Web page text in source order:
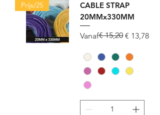
Prijs/25
CABLE STRAP
20MMx330MM
Vanaf
Normale prijs
€ 15,20 € 13,78
Verkoopprijs